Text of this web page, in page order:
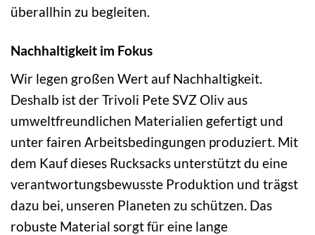
überallhin zu begleiten.
Nachhaltigkeit im Fokus
Wir legen großen Wert auf Nachhaltigkeit.
Deshalb ist der Trivoli Pete SVZ Oliv aus
umweltfreundlichen Materialien gefertigt und
unter fairen Arbeitsbedingungen produziert. Mit
dem Kauf dieses Rucksacks unterstützt du eine
verantwortungsbewusste Produktion und trägst
dazu bei, unseren Planeten zu schützen. Das
robuste Material sorgt für eine lange